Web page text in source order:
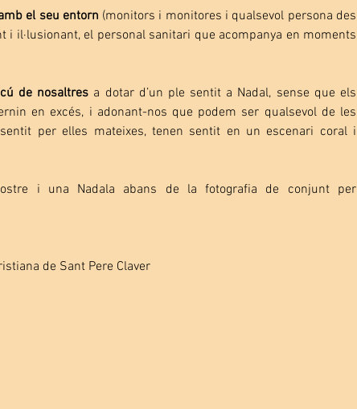
el seu entorn (monitors i monitores i qualsevol persona des
i il·lusionant, el personal sanitari que acompanya en moments
de nosaltres a dotar d’un ple sentit a Nadal, sense que els
en excés, i adonant-nos que podem ser qualsevol de les
per elles mateixes, tenen sentit en un escenari coral i
i una Nadala abans de la fotografia de conjunt per
de Sant Pere Claver